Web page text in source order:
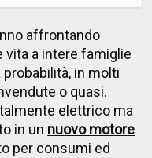
affrontando
a intere famiglie
in molti
o quasi.
elettrico ma
in un nuovo motore
per consumi ed